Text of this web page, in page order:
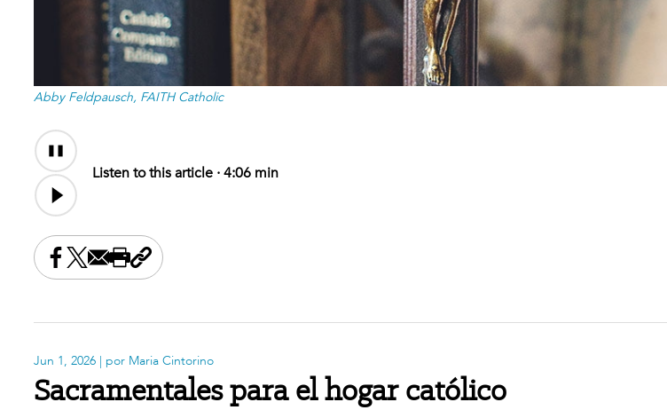
Abby Feldpausch, FAITH Catholic
Audio
Content
Listen to this article ·4:06 min
Share this on Facebook
Share this on X
Share this by email
Print this page
Copy the page address
Jun 1, 2026 | por Maria Cintorino
Sacramentales para el hogar católico